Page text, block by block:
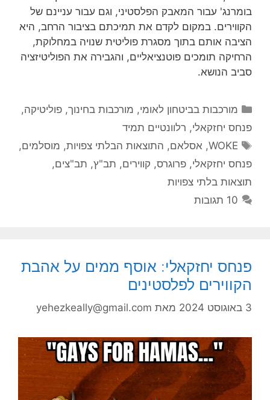
בומרנג' עבור המאבק הפלסטיני, וגם עבור עניינם של
הקווירים. במקום לקדם את תמיכתם בציבור הרחב, היא
הציבה אותם בתוך מסגרת פוליטית שנויה במחלוקת,
הרחיקה תומכים פוטנציאליים, והגבירה את הפוליטיזציה
סביב הנושא.
קטגוריות
מורכבות בביטחון לאומי, מורכבות בחינוך,פוליטיקה,
פנחס יחזקאלי, רלוונטיים תמיד
תגיות
WOKE
, אסלאם, התוצאות הבלתי צפויות, מוסלמים,
פנחס יחזקאלי, פרוגרס, קווירים, תב"ץ, תב"צים,
תוצאות בלתי צפויות
10 תגובות
פנחס יחזקאלי: אוסף ממים על אהבת
הקווירים לפלסטינים
3 באוגוסט 2024 מאת yehezkeally@gmail.com